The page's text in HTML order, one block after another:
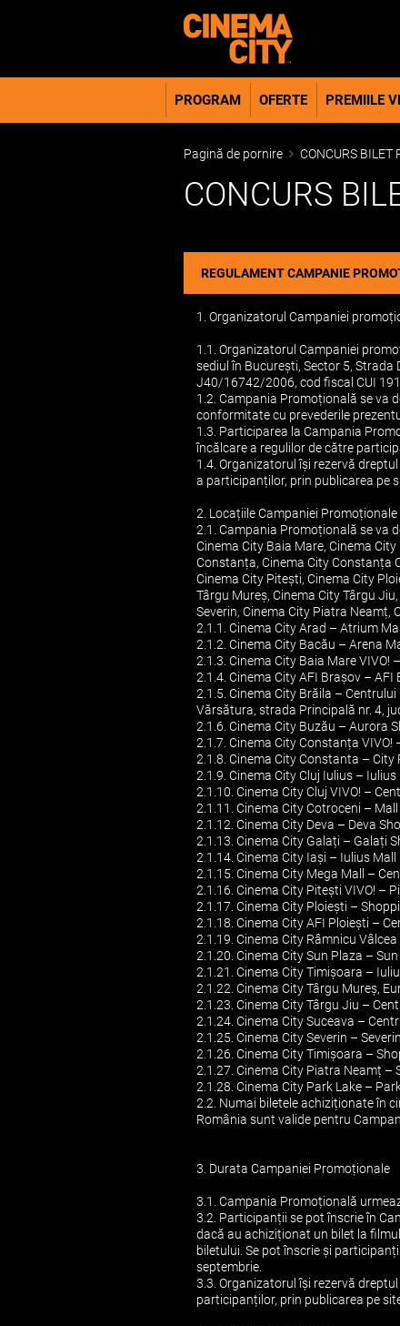
PROGRAM OFERTE PREMIILE
Pagină de pornire CONCURS BILET
CONCURS
REGULAMENT CAMPANIE
1. Organizatorul Campaniei
1.1. Organizatorul Campaniei
sediul în București, Sector 5,
J40/16742/2006, cod fiscal CUI
1.2. Campania Promoțională se va
conformitate cu prevederile
1.3. Participarea la Campania
încălcare a regulilor de către
1.4. Organizatorul își rezervă
a participanților, prin publicarea pe
2. Locațiile Campaniei Promoționale
2.1. Campania Promoțională se va
Cinema City Baia Mare, Cinema
Constanța, Cinema City Constanța
Cinema City Pitești, Cinema City
Târgu Mureș, Cinema City Târgu
Severin, Cinema City Piatra Neamț,
2.1.1. Cinema City Arad – Atrium
2.1.2. Cinema City Bacău – Arena
2.1.3. Cinema City Baia Mare
2.1.4. Cinema City AFI Brașov –
2.1.5. Cinema City Brăila –
Vărsătura, strada Principală nr. 4,
2.1.6. Cinema City Buzău – Aurora
2.1.7. Cinema City Constanța
2.1.8. Cinema City Constanta –
2.1.9. Cinema City Cluj Iulius –
2.1.10. Cinema City Cluj VIVO! –
2.1.11. Cinema City Cotroceni –
2.1.12. Cinema City Deva – Deva
2.1.13. Cinema City Galați – Galați
2.1.14. Cinema City Iași – Iulius
2.1.15. Cinema City Mega Mall –
2.1.16. Cinema City Pitești VIVO! –
2.1.17. Cinema City Ploiești –
2.1.18. Cinema City AFI Ploiești –
2.1.19. Cinema City Râmnicu
2.1.20. Cinema City Sun Plaza –
2.1.21. Cinema City Timișoara –
2.1.22. Cinema City Târgu Mureș,
2.1.23. Cinema City Târgu Jiu –
2.1.24. Cinema City Suceava –
2.1.25. Cinema City Severin –
2.1.26. Cinema City Timișoara –
2.1.27. Cinema City Piatra Neamț –
2.1.28. Cinema City Park Lake –
2.2. Numai biletele achiziționate în
România sunt valide pentru
3. Durata Campaniei Promoționale
3.1. Campania Promoțională
3.2. Participanții se pot înscrie în
dacă au achiziționat un bilet la
biletului. Se pot înscrie și
septembrie.
3.3. Organizatorul își rezervă
participanților, prin publicarea pe